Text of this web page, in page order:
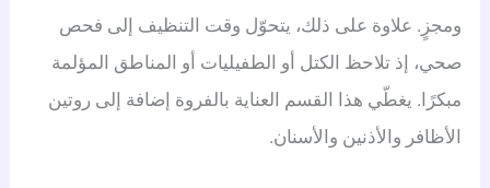
ومجزٍ. علاوة على ذلك، يتحوّل وقت التنظيف إلى فحص
صحي، إذ تلاحظ الكتل أو الطفيليات أو المناطق المؤلمة
مبكرًا. يغطّي هذا القسم العناية بالفروة إضافة إلى روتين
الأظافر والأذنين والأسنان.